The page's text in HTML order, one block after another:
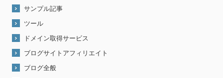
サンプル記事
ツール
ドメイン取得サービス
ブログサイトアフィリエイト
ブログ全般